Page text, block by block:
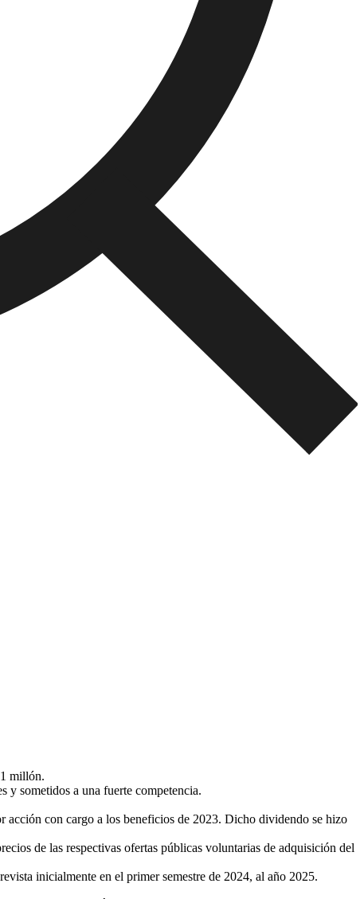
millón.
y sometidos a una fuerte competencia.
acción con cargo a los beneficios de 2023. Dicho dividendo se hizo
de las respectivas ofertas públicas voluntarias de adquisición del
inicialmente en el primer semestre de 2024, al año 2025.